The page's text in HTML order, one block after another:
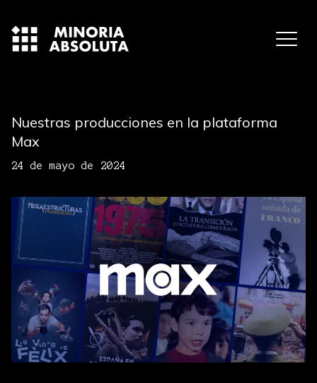
Nuestras producciones en la plataforma
Max
24 de mayo de 2024